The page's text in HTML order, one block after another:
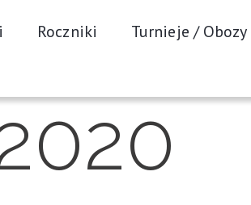
Roczniki
Turnieje / Obozy